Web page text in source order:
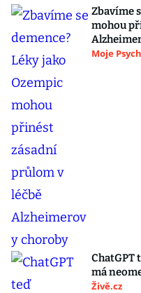
Zbavíme
mohou
Moje
ChatGPT
má
Živě.cz